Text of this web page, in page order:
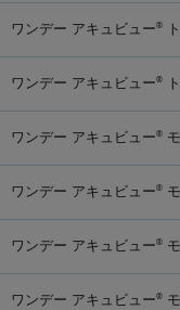
ワンデー アキュビュー®
ワンデー アキュビュー®
ワンデー アキュビュー®
ワンデー アキュビュー®
ワンデー アキュビュー®
ワンデー アキュビュー®